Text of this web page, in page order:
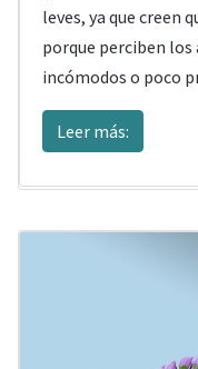
leves, ya que creen
porque perciben
incómodos o poco
Leer más: